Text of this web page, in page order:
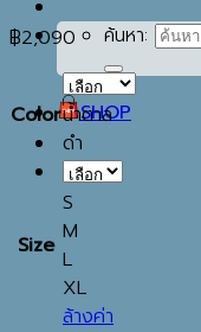
ค้นหา:
SHOP
฿2,090
Colorน้ำตาล
ดำ
Size
S
M
L
XL
ล้างค่า